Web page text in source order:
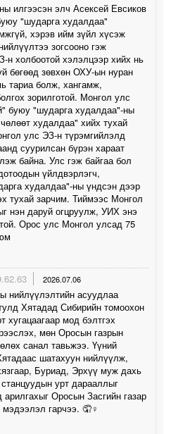
илгээсэн элч Асексей Евсиков
"шударга худалдаа"
хэрэв ийм зүйл хүсэж
зогсооно гэж
н холбоотой хэлэлцээр хийх нь
бөгөөд зөвхөн ОХУ-ын нуран
тариа болж, хангамж,
зорилготой. Монгол улс
буюу "шударга худалдаа"-ны
худалдаа" хийх тухай
улс ЭЗ-н түрэмгийлэлд
суурилсан бүрэн хараат
байна. Улс гэж байгаа бол
үйлдвэрлэгч,
худалдаа"-ны үндсэн дээр
тухай зарчим. Тиймээс Монгол
нэн даруй огцруулж, УИХ энэ
Орос улс Монгол улсад 75
2026.07.06
нийлүүлэлтийн асуудлаа
Хятадад Сибирийн томоохон
хугацаагаар мод бэлтгэх
мөн Оросын газрын
санал тавьжээ. Үүний
шатахуун нийлүүлж,
Буриад, Эрхүү муж дахь
урт дарааллыг
арилгахыг Оросын Засгийн газар
мэдээлэл гарчээ. 🤦♀️